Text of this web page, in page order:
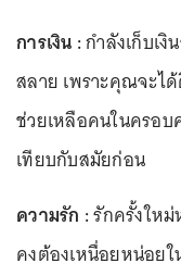
การเงิน :กำลังเก็บเ
สลาย เพราะคุณจะไ
ช่วยเหลือคนในครอบ
เทียบกับสมัยก่อน
ความรัก :รักครั้งให
คงต้องเหนื่อยหน่อยใ